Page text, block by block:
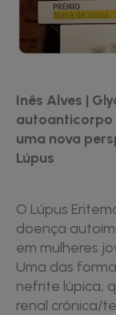
Inês Alves |
autoanticorpo
uma nova
Lúpus
O Lúpus
doença
em mulheres
Uma das
nefrite lúpica,
renal crónica/